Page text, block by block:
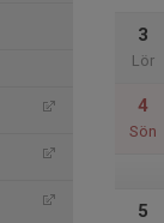
3
Lör
4
Sön
5